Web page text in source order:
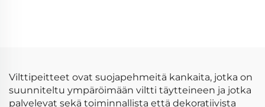
luonnonpeitto
Vilttipeitteet ovat suojapehmeitä kankaita, jotka on
suunniteltu ympäröimään viltti täytteineen ja jotka
palvelevat sekä toiminnallista että dekoratiivista